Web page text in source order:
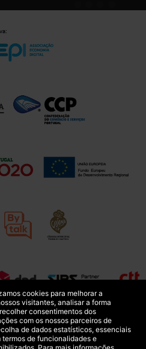
cookies para melhorar a
visitantes, analisar a forma
consentimentos dos
com os nossos parceiros de
de dados estatísticos, essenciais
termos de funcionalidades e